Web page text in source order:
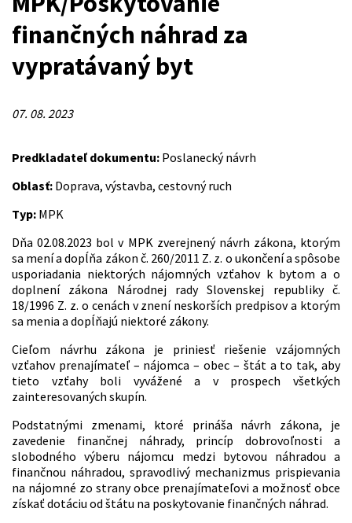
finančných náhrad za
vypratávaný byt
07. 08. 2023
Predkladateľ dokumentu: Poslanecký návrh
Oblasť: Doprava, výstavba, cestovný ruch
Typ: MPK
Dňa 02.08.2023 bol v MPK zverejnený návrh zákona, ktorým
sa mení a dopĺňa zákon č. 260/2011 Z. z. o ukončení a spôsobe
usporiadania niektorých nájomných vzťahov k bytom a o
doplnení zákona Národnej rady Slovenskej republiky č.
18/1996 Z. z. o cenách v znení neskorších predpisov a ktorým
sa menia a dopĺňajú niektoré zákony.
Cieľom návrhu zákona je priniesť riešenie vzájomných
vzťahov prenajímateľ – nájomca – obec – štát a to tak, aby
tieto vzťahy boli vyvážené a v prospech všetkých
zainteresovaných skupín.
Podstatnými zmenami, ktoré prináša návrh zákona, je
zavedenie finančnej náhrady, princíp dobrovoľnosti a
slobodného výberu nájomcu medzi bytovou náhradou a
finančnou náhradou, spravodlivý mechanizmus prispievania
na nájomné zo strany obce prenajímateľovi a možnosť obce
získať dotáciu od štátu na poskytovanie finančných náhrad.